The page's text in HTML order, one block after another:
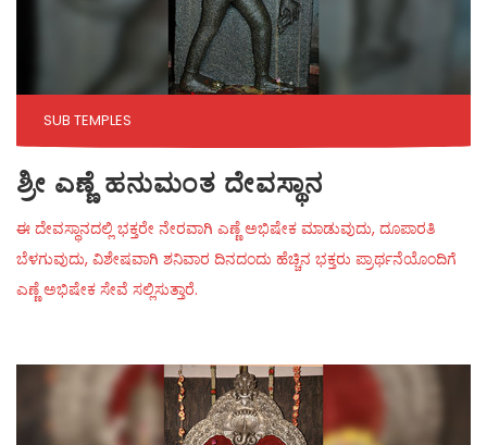
SUB TEMPLES
ಶ್ರೀ ಎಣ್ಣೆ ಹನುಮಂತ ದೇವಸ್ಥಾನ
ಈ ದೇವಸ್ಥಾನದಲ್ಲಿ ಭಕ್ತರೇ ನೇರವಾಗಿ ಎಣ್ಣೆ ಅಭಿಷೇಕ ಮಾಡುವುದು, ದೂಪಾರತಿ
ಬೆಳಗುವುದು, ವಿಶೇಷವಾಗಿ ಶನಿವಾರ ದಿನದಂದು ಹೆಚ್ಚಿನ ಭಕ್ತರು ಪ್ರಾರ್ಥನೆಯೊಂದಿಗೆ
ಎಣ್ಣೆ ಅಭಿಷೇಕ ಸೇವೆ ಸಲ್ಲಿಸುತ್ತಾರೆ.